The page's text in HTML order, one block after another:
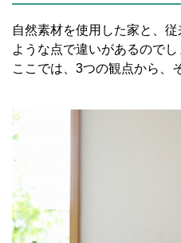
自然素材を使用した家と、
ような点で違いがあるのでし
ここでは、3つの観点から、